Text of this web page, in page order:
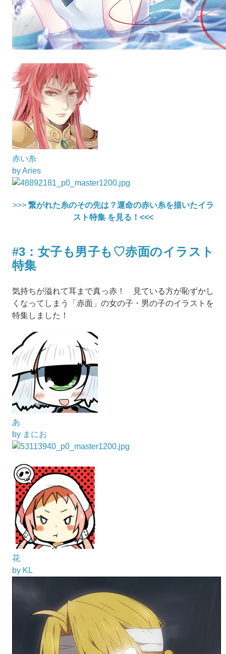
赤い糸
by Aries
>>> 繋がれた糸のその先は？運命の赤い糸を描いたイラ
スト特集 を見る！<<<
#3：女子も男子も♡赤面のイラスト
特集
気持ちが溢れて耳まで真っ赤！ 見ている方が恥ずかし
くなってしまう「赤面」の女の子・男の子のイラストを
特集しました！
あ
by まにお
花
by KL